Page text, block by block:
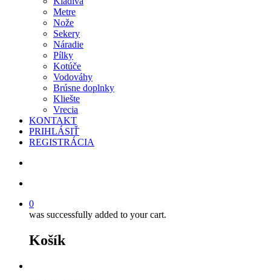
Metre
Nože
Sekery
Náradie
Pílky
Kotúče
Vodováhy
Brúsne doplnky
Kliešte
Vrecia
KONTAKT
PRIHLÁSIŤ
REGISTRÁCIA
0
was successfully added to your cart.
Košík